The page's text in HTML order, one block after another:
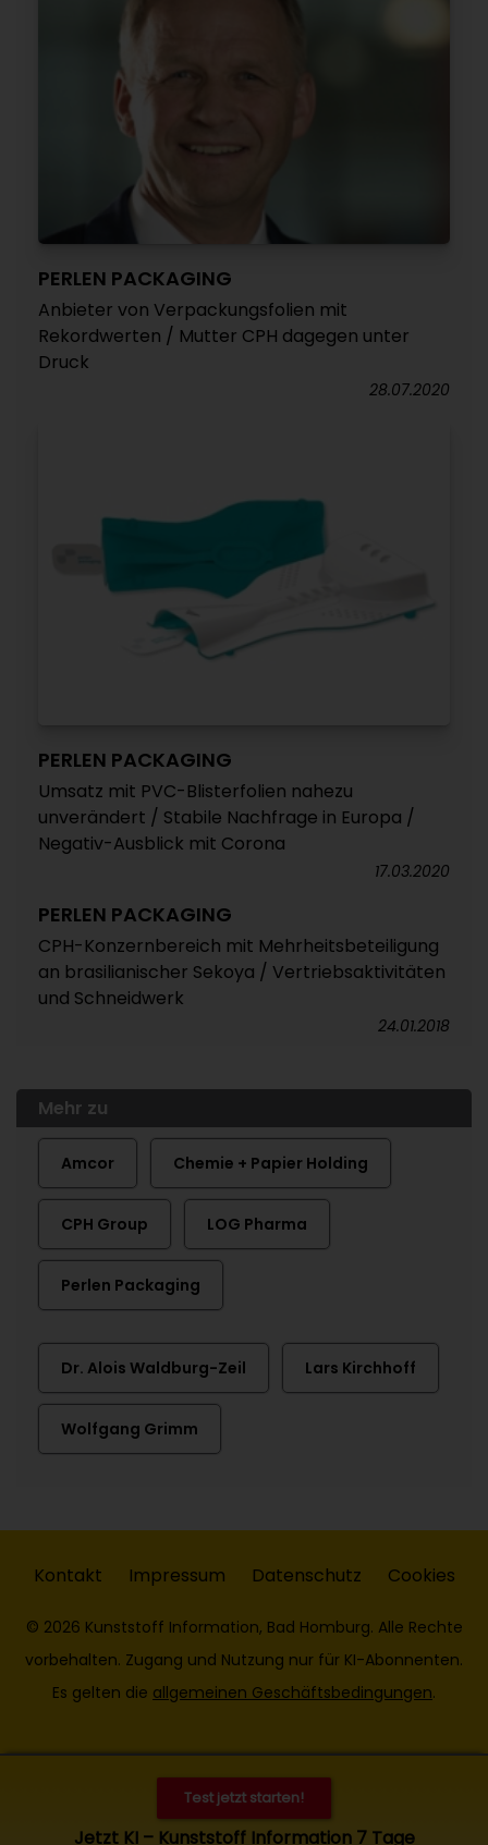
PERLEN PACKAGING
Anbieter von Verpackungsfolien mit
Rekordwerten / Mutter CPH dagegen unter
Druck
28.07.2020
PERLEN PACKAGING
Umsatz mit PVC-Blisterfolien nahezu
unverändert / Stabile Nachfrage in Europa /
Negativ-Ausblick mit Corona
17.03.2020
PERLEN PACKAGING
CPH-Konzernbereich mit Mehrheitsbeteiligung
an brasilianischer Sekoya / Vertriebsaktivitäten
und Schneidwerk
24.01.2018
Mehr zu
Amcor Chemie + Papier Holding
CPH Group LOG Pharma
Perlen Packaging
Dr. Alois Waldburg-Zeil Lars Kirchhoff
Wolfgang Grimm
Test jetzt starten!
Jetzt KI – Kunststoff Information 7 Tage
Kontakt Impressum Datenschutz Cookies
© 2026 Kunststoff Information, Bad Homburg. Alle Rechte
vorbehalten. Zugang und Nutzung nur für KI-Abonnenten.
Es gelten die allgemeinen Geschäftsbedingungen.